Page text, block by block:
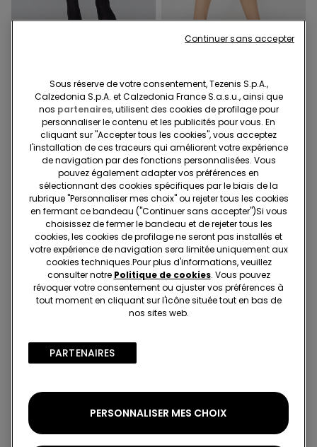
Collant Jambière
5,99 €
2 Couleurs
Collant 40 Deniers Sans
Coutures
5,99 €
2+1 offert
1 Couleur
Collant Effet Remodelant
40 Deniers
9,99 €
2 Couleurs
Collant 40 Deniers Sans
Coutures
5,99 €
Sous réserve de votre consentement, Tezenis S.p.A.,
Calzedonia S.p.A. et Calzedonia France S.a.s.u., ainsi que
nos partenaires, utilisent des cookies de profilage pour
personnaliser le contenu et les publicités pour vous. En
cliquant sur "Accepter tous les cookies", vous acceptez
l'installation de ces traceurs qui améliorent votre expérience
de navigation par des fonctions personnalisées. Vous
pouvez également adapter vos préférences en
sélectionnant des cookies spécifiques par le biais de la
rubrique "Personnaliser mes choix" ou rejeter tous les cookies
en fermant ce bandeau ("Continuer sans accepter")​Si vous
choisissez de fermer le bandeau et de rejeter tous les
cookies, les cookies de profilage ne seront pas installés et
votre expérience de navigation sera limitée uniquement aux
cookies techniques.​Pour plus d'informations, veuillez
consulter notre Politique de cookies. Vous pouvez
révoquer votre consentement ou ajuster vos préférences à
tout moment en cliquant sur l'icône située tout en bas de
nos sites web.
PARTENAIRES​
PERSONNALISER MES CHOIX
Continuer sans accepter